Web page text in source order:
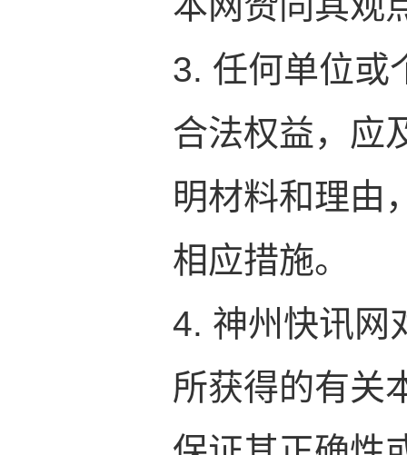
3. 任何单位或
合法权益，应
明材料和理由
相应措施。
4. 神州快讯网
所获得的有关